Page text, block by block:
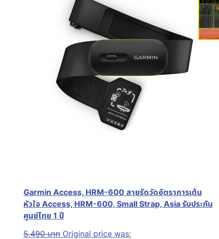
Garmin Access, HRM-600 สายรัดวัดอัตราการเต้น
หัวใจ Access, HRM-600, Small Strap, Asia รับประกัน
ศูนย์ไทย 1 ปี
5,490บาท Original price was: